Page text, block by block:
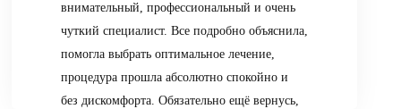
внимательный, профессиональный и очень
чуткий специалист. Все подробно объяснила,
помогла выбрать оптимальное лечение,
процедура прошла абсолютно спокойно и
без дискомфорта. Обязательно ещё вернусь,